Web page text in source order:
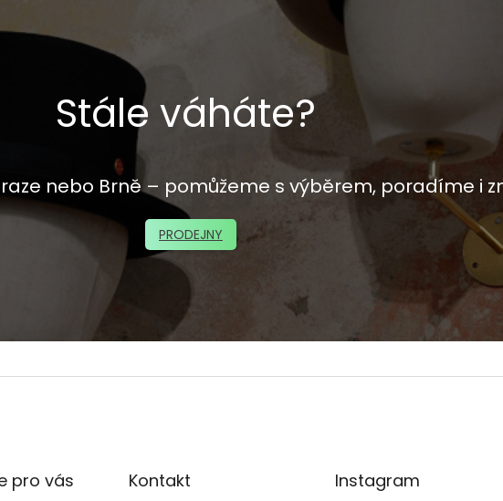
Stále váháte?
nebo Brně – pomůžeme s výběrem, poradíme i
PRODEJNY
pro vás Kontakt Instagram